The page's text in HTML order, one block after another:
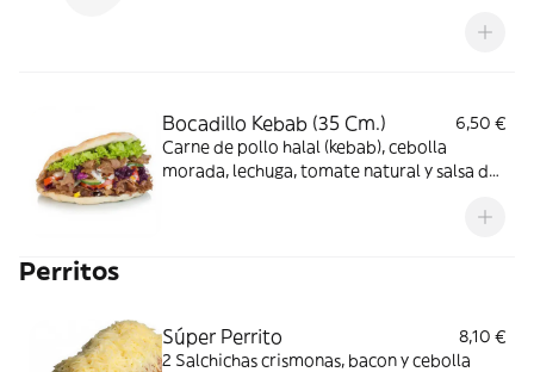
Bocadillo Kebab (35 Cm.)
6,50 €
Carne de pollo halal (kebab), cebolla
morada, lechuga, tomate natural y salsa de
Perritos
Súper Perrito
8,10 €
2 Salchichas crismonas, bacon y cebolla